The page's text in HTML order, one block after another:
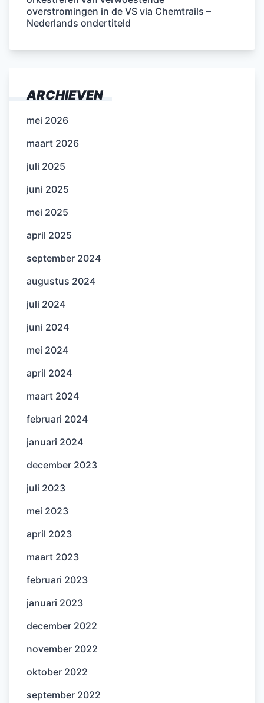
overstromingen in de VS via Chemtrails –
Nederlands ondertiteld
ARCHIEVEN
mei 2026
maart 2026
juli 2025
juni 2025
mei 2025
april 2025
september 2024
augustus 2024
juli 2024
juni 2024
mei 2024
april 2024
maart 2024
februari 2024
januari 2024
december 2023
juli 2023
mei 2023
april 2023
maart 2023
februari 2023
januari 2023
december 2022
november 2022
oktober 2022
september 2022